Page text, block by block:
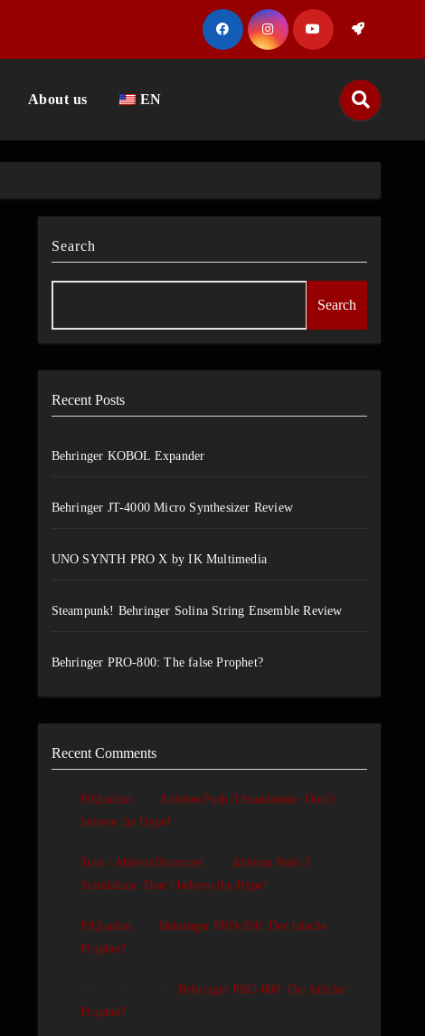
About us EN
Search
Search
Recent Posts
Behringer KOBOL Expander
Behringer JT-4000 Micro Synthesizer Review
UNO SYNTH PRO X by IK Multimedia
Steampunk! Behringer Solina String Ensemble Review
Behringer PRO-800: The false Prophet?
Recent Comments
PiQuadraton
Ableton Push 3 Standalone: Don’t
believe the Hype!
Tobi / AbletonDrummeron
Ableton Push 3
Standalone: Don’t believe the Hype!
PiQuadraton
Behringer PRO-800: Der falsche
Prophet?
Behringer PRO-800: Der falsche
Prophet?